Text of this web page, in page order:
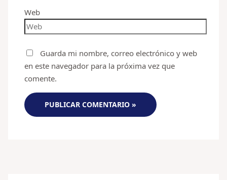
Web
Guarda mi nombre, correo electrónico y web
en este navegador para la próxima vez que
comente.